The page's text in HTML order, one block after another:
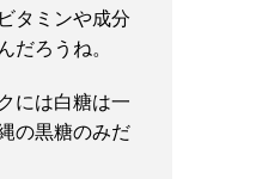
タミンや成分
だろうね。
には白糖は一
の黒糖のみだ